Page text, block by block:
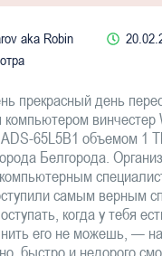
aka Robin
прекрасный день
компьютером винчестер
65L5B1 объемом 1
Белгорода.
самым верным
когда у тебя
его не можешь, —